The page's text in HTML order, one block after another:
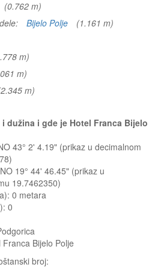
(0.762 m)
Bijelo Polje
(1.161 m)
m)
m)
m)
dužina i gde je Hotel Franca Bijelo
43° 2' 4.19" (prikaz u decimalnom
19° 44' 46.45" (prikaz u
19.7462350)
0 metara
0
Bijelo Polje
broj: